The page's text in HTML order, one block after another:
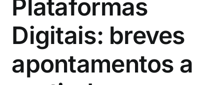
Plataformas
Digitais: breves
apontamentos a